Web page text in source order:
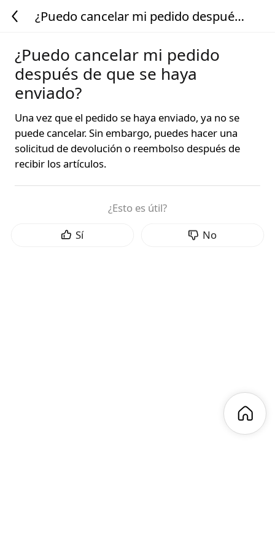
¿Puedo cancelar mi pedido después
¿Puedo cancelar mi pedido
después de que se haya
enviado?
Una vez que el pedido se haya enviado, ya no se
puede cancelar. Sin embargo, puedes hacer una
solicitud de devolución o reembolso después de
recibir los artículos.
¿Esto es útil?
Sí
No